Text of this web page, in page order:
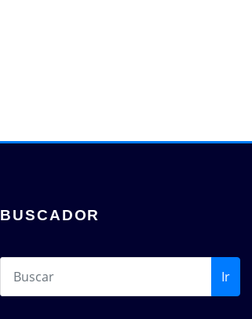
BUSCADOR
Ir